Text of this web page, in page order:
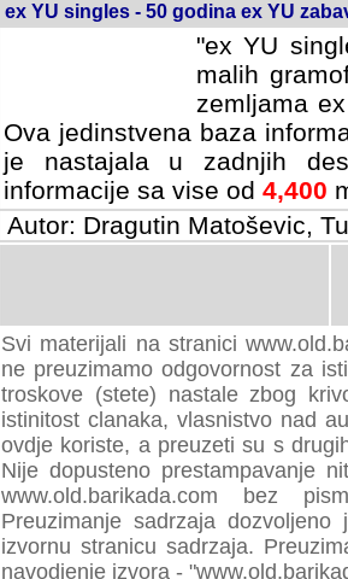
ex YU singles - 50 godina ex YU
"ex YU
malih
zemljama
Ova jedinstvena baza
je nastajala u zadnjih
informacije sa vise od 4,400
Autor: Dragutin Matoševic,
Svi materijali na stranici
preuzimamo odgovornost za
troskove (stete) nastale zbog
istinitost clanaka, vlasnistvo nad
ovdje koriste, a preuzeti su s
Nije dopusteno prestampavanje
www.old.barikada.com bez
Preuzimanje sadrzaja
izvornu stranicu sadrzaja.
navodjenje izvora -